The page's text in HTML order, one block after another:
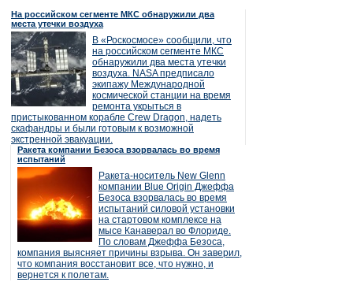
На российском сегменте МКС обнаружили два
места утечки воздуха
В «Роскосмосе» сообщили, что
на российском сегменте МКС
обнаружили два места утечки
воздуха. NASA предписало
экипажу Международной
космической станции на время
ремонта укрыться в
пристыкованном корабле Crew Dragon, надеть
скафандры и были готовым к возможной
экстренной эвакуации.
Ракета компании Безоса взорвалась во время
испытаний
Ракета-носитель New Glenn
компании Blue Origin Джеффа
Безоса взорвалась во время
испытаний силовой установки
на стартовом комплексе на
мысе Канаверал во Флориде.
По словам Джеффа Безоса,
компания выясняет причины взрыва. Он заверил,
что компания восстановит все, что нужно, и
вернется к полетам.